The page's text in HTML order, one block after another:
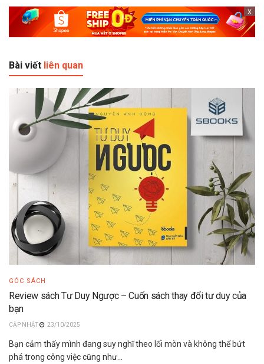
x
Bài viết liên quan
GÓC SÁCH
Review sách Tư Duy Ngược – Cuốn sách thay đổi tư duy của
bạn
23/10/2025
Bạn cảm thấy mình đang suy nghĩ theo lối mòn và không thể bứt
phá trong công việc cũng như...